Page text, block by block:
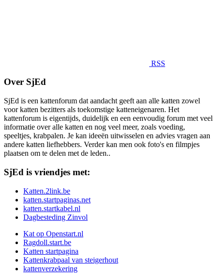
RSS
Over SjEd
SjEd is een kattenforum dat aandacht geeft aan alle katten zowel
voor katten bezitters als toekomstige katteneigenaren. Het
kattenforum is eigentijds, duidelijk en een eenvoudig forum met veel
informatie over alle katten en nog veel meer, zoals voeding,
speeltjes, krabpalen. Je kan ideeën uitwisselen en advies vragen aan
andere katten liefhebbers. Verder kan men ook foto's en filmpjes
plaatsen om te delen met de leden..
SjEd is vriendjes met:
Katten.2link.be
katten.startpaginas.net
katten.startkabel.nl
Dagbesteding Zinvol
Kat op Openstart.nl
Ragdoll.start.be
Katten startpagina
Kattenkrabpaal van steigerhout
kattenverzekering